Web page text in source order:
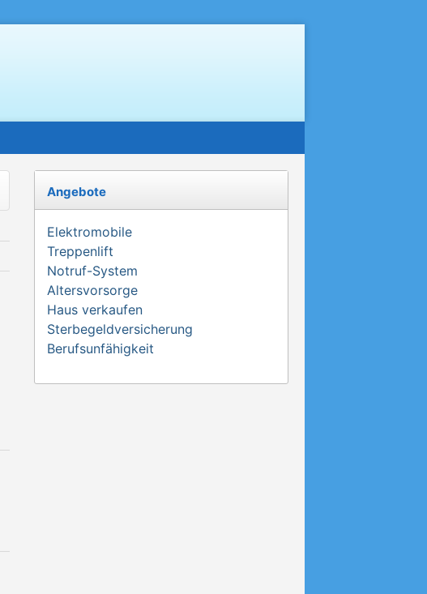
Angebote
Elektromobile
Treppenlift
Notruf-System
Altersvorsorge
Haus verkaufen
Sterbegeldversicherung
Berufsunfähigkeit